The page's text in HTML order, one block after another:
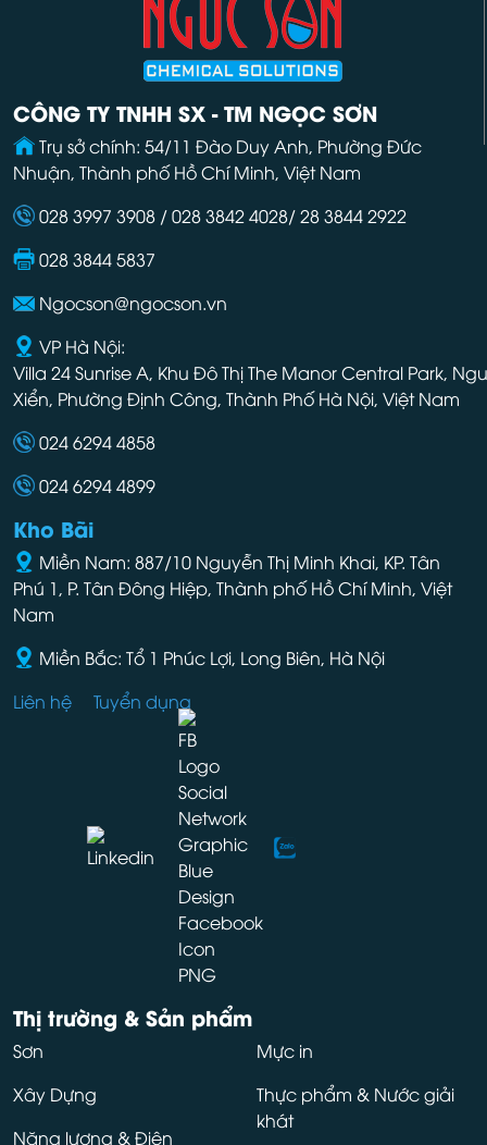
CÔNG TY TNHH SX - TM NGỌC SƠN
Trụ sở chính: 54/11 Đào Duy Anh, Phường Đức
Nhuận, Thành phố Hồ Chí Minh, Việt Nam
028 3997 3908 / 028 3842 4028/ 28 3844 2922
028 3844 5837
Ngocson@ngocson.vn
VP Hà Nội:
Villa 24 Sunrise A, Khu Đô Thị The Manor Central Park,
Xiển, Phường Định Công, Thành Phố Hà Nội, Việt Nam
024 6294 4858
024 6294 4899
Kho Bãi
Miền Nam: 887/10 Nguyễn Thị Minh Khai, KP. Tân
Phú 1, P. Tân Đông Hiệp, Thành phố Hồ Chí Minh, Việt
Nam
Miền Bắc: Tổ 1 Phúc Lợi, Long Biên, Hà Nội
Liên hệ
Tuyển dụng
Thị trường & Sản phẩm
Sơn
Xây Dựng
Năng lượng & Điện
Mực in
Thực phẩm & Nước giải
khát